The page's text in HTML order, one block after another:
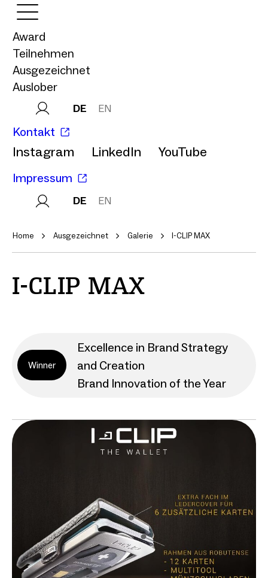
Award
Teilnehmen
Ausgezeichnet
Auslober
DE EN
Kontakt
Instagram LinkedIn YouTube
Impressum
DE EN
Home Ausgezeichnet Galerie I-CLIP MAX
I-CLIP MAX
Winner
Excellence in Brand Strategy
and Creation
Brand Innovation of the Year